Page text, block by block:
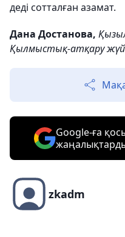
деді сотталған азамат.
Дана Достанова,
Қылмыстық-атқару
Google-ға
zkadm